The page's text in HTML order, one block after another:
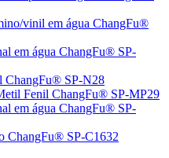
vinil em água ChangFu®
em água ChangFu® SP-
ChangFu® SP-N28
Fenil ChangFu® SP-MP29
em água ChangFu® SP-
ChangFu® SP-C1632